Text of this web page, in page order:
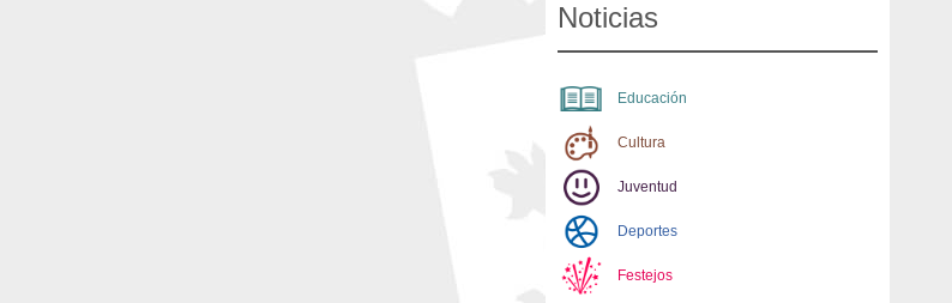
Noticias
Educación
Cultura
Juventud
Deportes
Festejos